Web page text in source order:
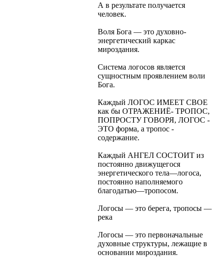
А в результате получается
человек.
Воля Бога — это духовно-
энергетический каркас
мироздания.
Система логосов является
сущностным проявлением воли
Бога.
Каждый ЛОГОС ИМЕЕТ СВОЕ
как бы ОТРАЖЕНИЁ- ТРОПОС,
ПОПРОСТУ ГОВОРЯ, ЛОГОС -
ЭТО форма, а тропос -
содержание.
Каждый АНГЕЛ СОСТОИТ из
постоянно движущегося
энергетического тела—логоса,
постоянно наполняемого
благодатью—тропосом.
Логосы — это берега, тропосы —
река
Логосы — это первоначальные
духовные структуры, лежащие в
основании мироздания.